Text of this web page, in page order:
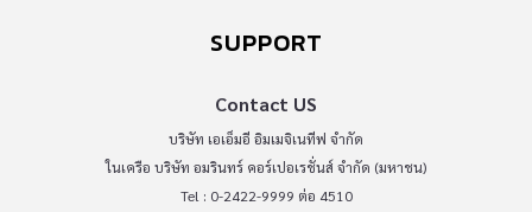
SUPPORT
Contact US
บริษัท เอเอ็มอี อิมเมจิเนทีฟ จำกัด
ในเครือ บริษัท อมรินทร์ คอร์เปอเรชั่นส์ จำกัด (มหาชน)
Tel : 0-2422-9999 ต่อ 4510